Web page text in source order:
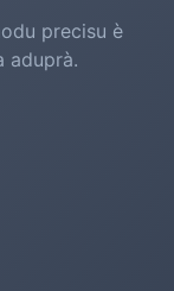
precisu è
aduprà.